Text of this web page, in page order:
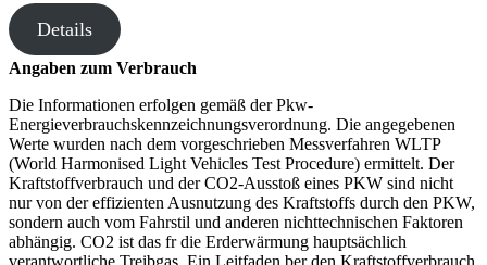
Details
Angaben zum Verbrauch
Die Informationen erfolgen gemäß der Pkw-
Energieverbrauchskennzeichnungsverordnung. Die angegebenen
Werte wurden nach dem vorgeschrieben Messverfahren WLTP
(World Harmonised Light Vehicles Test Procedure) ermittelt. Der
Kraftstoffverbrauch und der CO2-Ausstoß eines PKW sind nicht
nur von der effizienten Ausnutzung des Kraftstoffs durch den PKW,
sondern auch vom Fahrstil und anderen nichttechnischen Faktoren
abhängig. CO2 ist das fr die Erderwärmung hauptsächlich